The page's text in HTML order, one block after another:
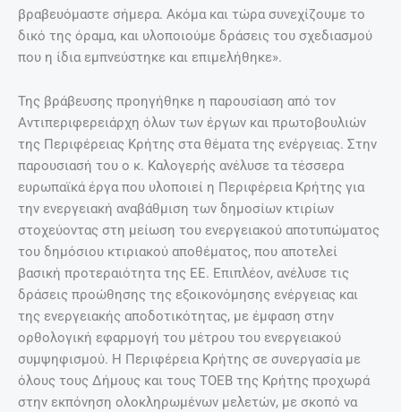
βραβευόμαστε σήμερα. Ακόμα και τώρα συνεχίζουμε το
δικό της όραμα, και υλοποιούμε δράσεις του σχεδιασμού
που η ίδια εμπνεύστηκε και επιμελήθηκε».
Της βράβευσης προηγήθηκε η παρουσίαση από τον
Αντιπεριφερειάρχη όλων των έργων και πρωτοβουλιών
της Περιφέρειας Κρήτης στα θέματα της ενέργειας. Στην
παρουσιασή του ο κ. Καλογερής ανέλυσε τα τέσσερα
ευρωπαϊκά έργα που υλοποιεί η Περιφέρεια Κρήτης για
την ενεργειακή αναβάθμιση των δημοσίων κτιρίων
στοχεύοντας στη μείωση του ενεργειακού αποτυπώματος
του δημόσιου κτιριακού αποθέματος, που αποτελεί
βασική προτεραιότητα της ΕΕ. Επιπλέον, ανέλυσε τις
δράσεις προώθησης της εξοικονόμησης ενέργειας και
της ενεργειακής αποδοτικότητας, με έμφαση στην
ορθολογική εφαρμογή του μέτρου του ενεργειακού
συμψηφισμού. Η Περιφέρεια Κρήτης σε συνεργασία με
όλους τους Δήμους και τους ΤΟΕΒ της Κρήτης προχωρά
στην εκπόνηση ολοκληρωμένων μελετών, με σκοπό να